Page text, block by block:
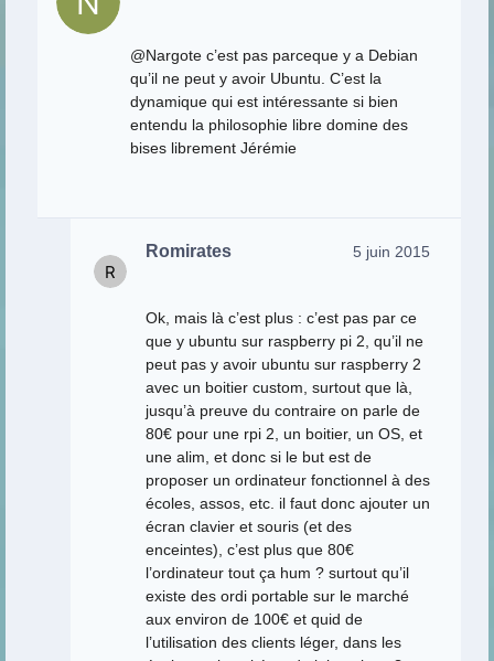
@Nargote c’est pas parceque y a Debian
qu’il ne peut y avoir Ubuntu. C’est la
dynamique qui est intéressante si bien
entendu la philosophie libre domine des
bises librement Jérémie
Romirates 5 juin 2015
Ok, mais là c’est plus : c’est pas par ce
que y ubuntu sur raspberry pi 2, qu’il ne
peut pas y avoir ubuntu sur raspberry 2
avec un boitier custom, surtout que là,
jusqu’à preuve du contraire on parle de
80€ pour une rpi 2, un boitier, un OS, et
une alim, et donc si le but est de
proposer un ordinateur fonctionnel à des
écoles, assos, etc. il faut donc ajouter un
écran clavier et souris (et des
enceintes), c’est plus que 80€
l’ordinateur tout ça hum ? surtout qu’il
existe des ordi portable sur le marché
aux environ de 100€ et quid de
l’utilisation des clients léger, dans les